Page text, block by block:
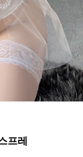
프레